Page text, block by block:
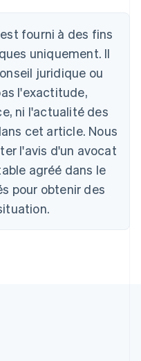
fourni à des fins
uniquement. Il
juridique ou
l'exactitude,
ni l'actualité des
cet article. Nous
l'avis d'un avocat
agréé dans le
pour obtenir des